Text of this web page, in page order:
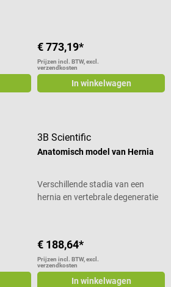
€ 773,19*
Prijzen incl. BTW, excl.
verzendkosten
In winkelwagen
3B Scientific
Anatomisch model van Hernia
Verschillende stadia van een
hernia en vertebrale degeneratie
€ 188,64*
Prijzen incl. BTW, excl.
verzendkosten
In winkelwagen